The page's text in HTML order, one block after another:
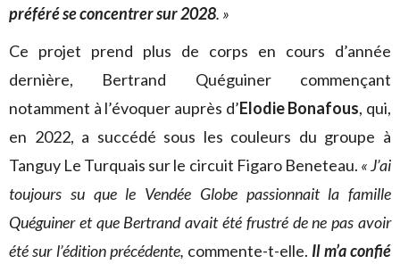
préféré se concentrer sur 2028. »
Ce projet prend plus de corps en cours d’année
dernière, Bertrand Quéguiner commençant
notamment à l’évoquer auprès d’Elodie Bonafous, qui,
en 2022, a succédé sous les couleurs du groupe à
Tanguy Le Turquais sur le circuit Figaro Beneteau. « J’ai
toujours su que le Vendée Globe passionnait la famille
Quéguiner et que Bertrand avait été frustré de ne pas avoir
été sur l’édition précédente, commente-t-elle. Il m’a confié